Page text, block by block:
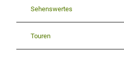
Sehenswertes
Touren